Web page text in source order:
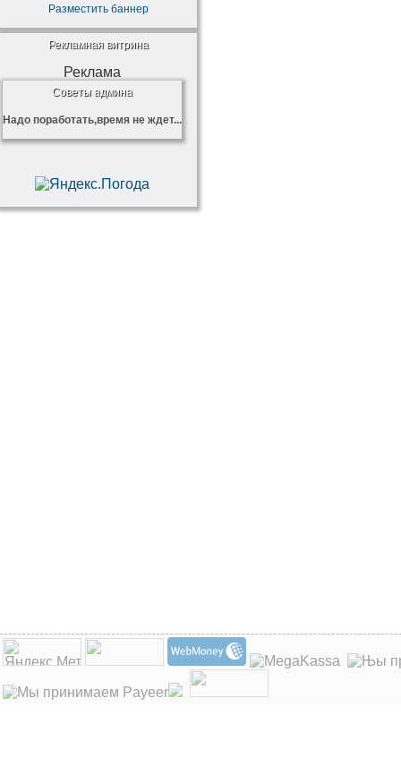
Разместить баннер
Рекламная витрина
Реклама
Советы админа
Надо поработать,время не ждет...